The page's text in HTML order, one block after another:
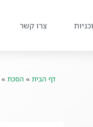
צרו קשר
דף הבית » הסכת »